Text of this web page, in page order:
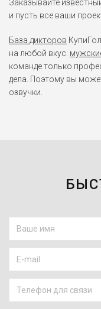
Заказывайте
и пусть все ваши
База дикторов
на любой вкус:
команде только
дела. Поэтому вы
озвучки.